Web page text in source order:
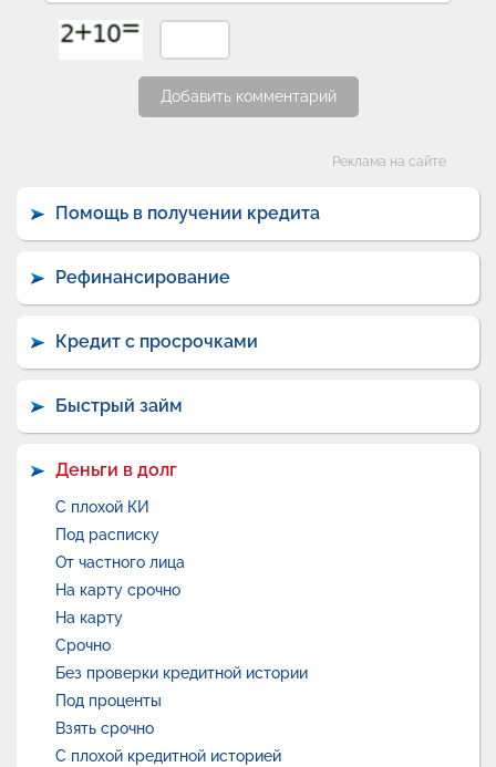
Добавить комментарий
Реклама на сайте
Помощь в получении кредита
Рефинансирование
Кредит с просрочками
Быстрый займ
Деньги в долг
С плохой КИ
Под расписку
От частного лица
На карту срочно
На карту
Срочно
Без проверки кредитной истории
Под проценты
Взять срочно
С плохой кредитной историей